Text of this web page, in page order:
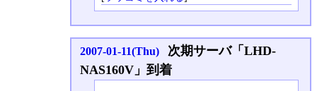
2007-01-11(Thu)
次期サーバ「LHD-
NAS160V」到着